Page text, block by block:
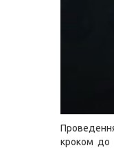
кроком до